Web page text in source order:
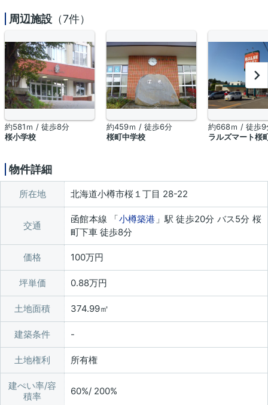
周辺施設 （7件）
約581ｍ / 徒歩8分
桜小学校
約459ｍ / 徒歩6分
桜町中学校
約668ｍ / 徒歩9
ラルズマート桜
物件詳細
所在地 北海道小樽市桜１丁目 28-22
交通
函館本線 「小樽築港 」駅 徒歩20分 バス5分 桜
町下車 徒歩8分
価格 100万円
坪単価 0.88万円
土地面積 374.99㎡
建築条件
土地権利 所有権
建ぺい率/容
積率
60%/ 200%